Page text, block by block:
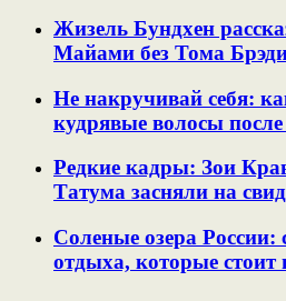
Жизель Бундхен
Майами без Тома
Не накручивай себя:
кудрявые волосы после
Редкие кадры: Зои
Татума засняли на
Соленые озера России:
отдыха, которые стоит